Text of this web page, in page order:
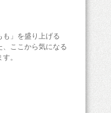
も」を盛り上げる
、ここから気になる
。